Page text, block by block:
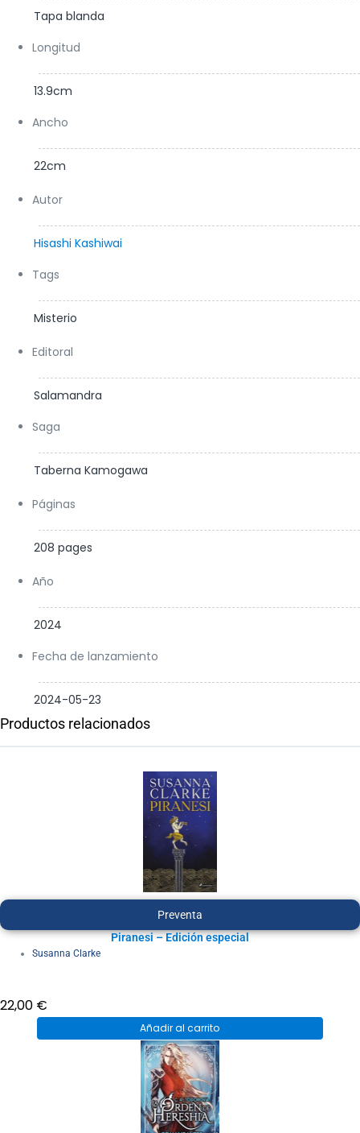
Tapa blanda
Longitud
13.9cm
Ancho
22cm
Autor
Hisashi Kashiwai
Tags
Misterio
Editoral
Salamandra
Saga
Taberna Kamogawa
Páginas
208 pages
Año
2024
Fecha de lanzamiento
2024-05-23
Productos relacionados
Preventa
Piranesi – Edición especial
Susanna Clarke
22,00 €
Añadir al carrito